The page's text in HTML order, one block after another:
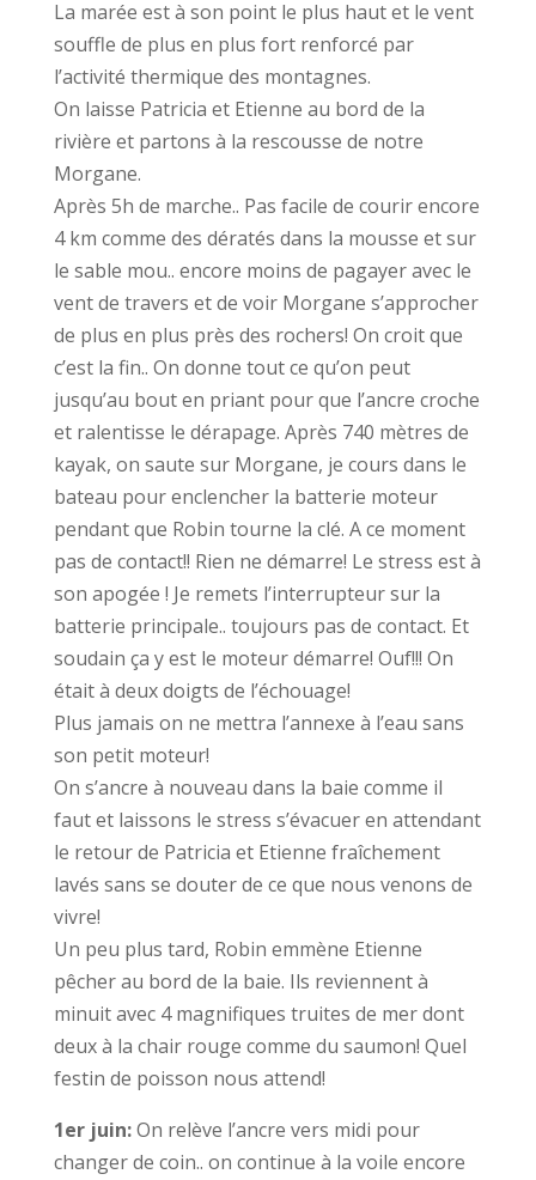
La marée est à son point le plus haut et le vent
souffle de plus en plus fort renforcé par
l’activité thermique des montagnes.
On laisse Patricia et Etienne au bord de la
rivière et partons à la rescousse de notre
Morgane.
Après 5h de marche.. Pas facile de courir encore
4 km comme des dératés dans la mousse et sur
le sable mou.. encore moins de pagayer avec le
vent de travers et de voir Morgane s’approcher
de plus en plus près des rochers! On croit que
c’est la fin.. On donne tout ce qu’on peut
jusqu’au bout en priant pour que l’ancre croche
et ralentisse le dérapage. Après 740 mètres de
kayak, on saute sur Morgane, je cours dans le
bateau pour enclencher la batterie moteur
pendant que Robin tourne la clé. A ce moment
pas de contact!! Rien ne démarre! Le stress est à
son apogée ! Je remets l’interrupteur sur la
batterie principale.. toujours pas de contact. Et
soudain ça y est le moteur démarre! Ouf!!! On
était à deux doigts de l’échouage!
Plus jamais on ne mettra l’annexe à l’eau sans
son petit moteur!
On s’ancre à nouveau dans la baie comme il
faut et laissons le stress s’évacuer en attendant
le retour de Patricia et Etienne fraîchement
lavés sans se douter de ce que nous venons de
vivre!
Un peu plus tard, Robin emmène Etienne
pêcher au bord de la baie. Ils reviennent à
minuit avec 4 magnifiques truites de mer dont
deux à la chair rouge comme du saumon! Quel
festin de poisson nous attend!
1er juin:On relève l’ancre vers midi pour
changer de coin.. on continue à la voile encore